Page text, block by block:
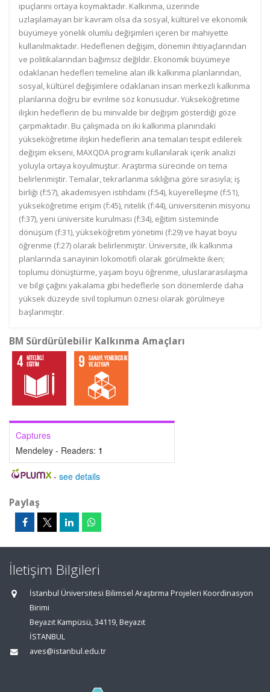
ipuçlarını ortaya koymaktadır. Kalkınma, üzerinde
uzlaşılamayan bir kavram olsa da sosyal, kültürel ve ekonomik
büyümeye yönelik olumlu değişimleri içeren bir mahiyette
kullanılmaktadır. Hedeflenen değişim, dönemin ihtiyaçlarından
ve politikalarından bağımsız değildir. Ekonomik büyümeye
odaklanan hedefleri temeline alan ilk kalkınma planlarından,
sosyal, kültürel değişimlere odaklanan insan merkezli kalkınma
planlarına doğru bir evrilme söz konusudur. Yükseköğretime
ilişkin hedeflerin de bu minvalde bir değişim gösterdiği göze
çarpmaktadır. Bu çalışmada on iki kalkınma planındaki
yükseköğretime ilişkin hedeflerin ana temaları tespit edilerek
değişim ekseni, MAXQDA programı kullanılarak içerik analizi
yoluyla ortaya koyulmuştur. Araştırma sürecinde on tema
belirlenmiştir. Temalar, tekrarlanma sıklığına göre sırasıyla; iş
birliği (f:57), akademisyen istihdamı (f:54), küyerelleşme (f:51),
yükseköğretime erişim (f:45), nitelik (f:44), üniversitenin misyonu
(f:37), yeni üniversite kurulması (f:34), eğitim sisteminde
dönüşüm (f:31), yükseköğretim yönetimi (f:29) ve hayat boyu
öğrenme (f:27) olarak belirlenmiştir. Üniversite, ilk kalkınma
planlarında sanayinin lokomotifi olarak görülmekte iken;
toplumu dönüştürme, yaşam boyu öğrenme, uluslararasılaşma
ve bilgi çağını yakalama gibi hedeflerle son dönemlerde daha
yüksek düzeyde sivil toplumun öznesi olarak görülmeye
başlanmıştır.
BM Sürdürülebilir Kalkınma Amaçları
Captures
Mendeley - Readers: 1
- see details
Paylaş
İletişim Bilgileri
İstanbul Üniversitesi Bilimsel Araştırma Projeleri Koordinasyon
Birimi
Beyazıt Kampüsü, 34119, Beyazıt
İSTANBUL
aves@istanbul.edu.tr